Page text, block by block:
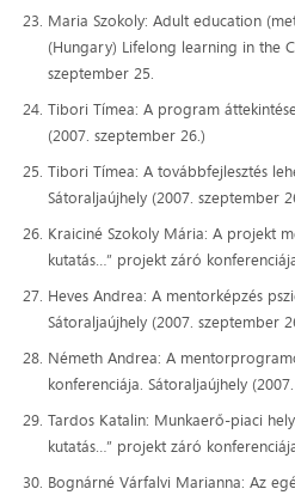
Maria Szokoly: Adult education
(Hungary) Lifelong learning in the
szeptember 25.
Tibori Tímea: A program
(2007. szeptember 26.)
Tibori Tímea: A továbbfejlesztés
Sátoraljaújhely (2007. szeptember
Kraiciné Szokoly Mária: A projekt
kutatás…” projekt záró
Heves Andrea: A mentorképzés
Sátoraljaújhely (2007. szeptember
Németh Andrea: A
konferenciája. Sátoraljaújhely
Tardos Katalin: Munkaerő-piaci
kutatás…” projekt záró
Bognárné Várfalvi Marianna: Az